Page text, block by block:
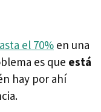
el 70% en una
es que está
hay por ahí